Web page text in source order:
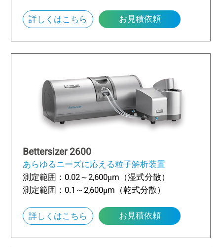
詳しくはこちら お見積依頼
Bettersizer 2600
あらゆるニーズに応える粒子解析装置
測定範囲：0.02～2,600μm（湿式分散）
測定範囲：0.1～2,600μm（乾式分散）
詳しくはこちら お見積依頼